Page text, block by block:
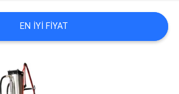
EN IYI FIYAT